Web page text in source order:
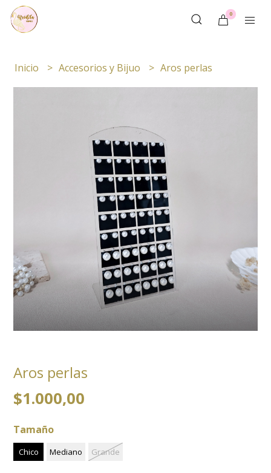
0
Inicio Accesorios y Bijuo Aros perlas
Aros perlas
$1.000,00
Tamaño
Chico Mediano Grande